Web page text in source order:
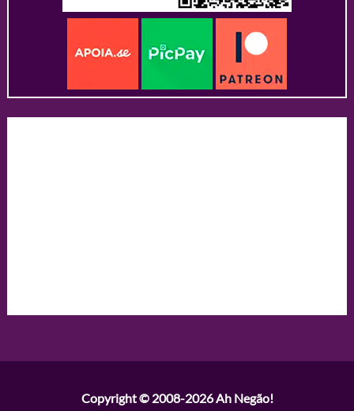
Copyright © 2008-2026Ah Negão!